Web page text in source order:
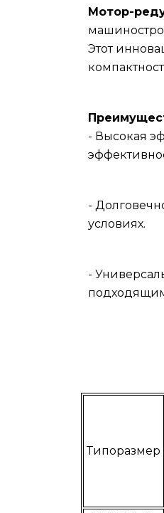
Мотор-
Этот
- Высокая
-
условиях.
-
Типоразмер